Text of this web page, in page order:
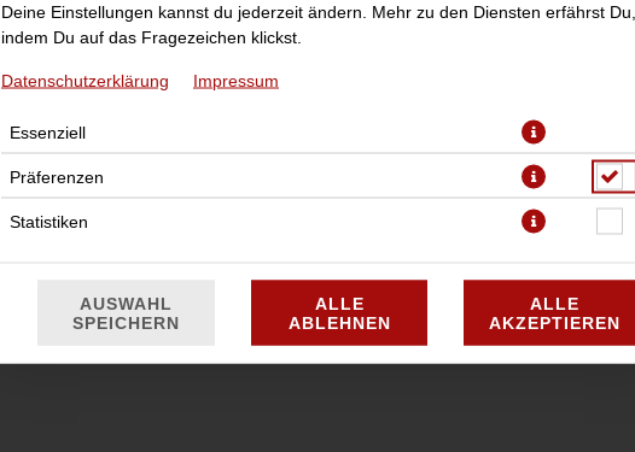
Deine Einstellungen kannst du jederzeit ändern. Mehr zu den Diensten erfährst Du,
indem Du auf das Fragezeichen klickst.
Datenschutzerklärung Impressum
Essenziell
Präferenzen
Statistiken
AUSWAHL
SPEICHERN
ALLE
ABLEHNEN
ALLE
AKZEPTIEREN